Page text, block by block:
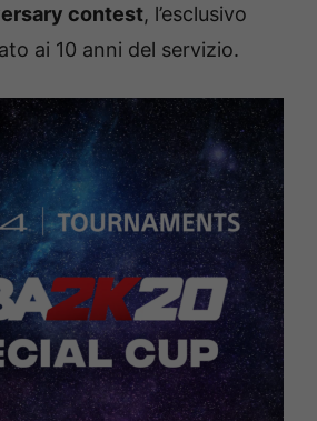
contest, l’esclusivo
ai 10 anni del servizio.